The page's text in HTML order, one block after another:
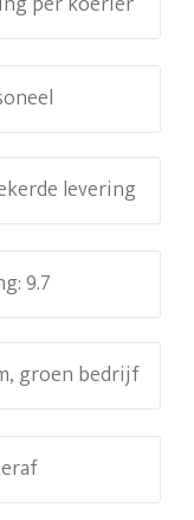
levering
9.7
groen bedrijf